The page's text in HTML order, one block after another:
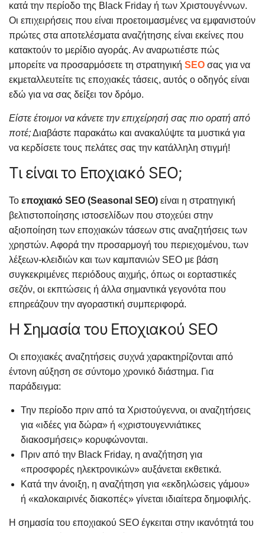
κατά την περίοδο της Black Friday ή των Χριστουγέννων.
Οι επιχειρήσεις που είναι προετοιμασμένες να εμφανιστούν
πρώτες στα αποτελέσματα αναζήτησης είναι εκείνες που
κατακτούν το μερίδιο αγοράς. Αν αναρωτιέστε πώς
μπορείτε να προσαρμόσετε τη στρατηγική SEO σας για να
εκμεταλλευτείτε τις εποχιακές τάσεις, αυτός ο οδηγός είναι
εδώ για να σας δείξει τον δρόμο.
Είστε έτοιμοι να κάνετε την επιχείρησή σας πιο ορατή από
ποτέ;Διαβάστε παρακάτω και ανακαλύψτε τα μυστικά για
να κερδίσετε τους πελάτες σας την κατάλληλη στιγμή!
Τι είναι το Εποχιακό SEO;
Το εποχιακό SEO (Seasonal SEO) είναι η στρατηγική
βελτιστοποίησης ιστοσελίδων που στοχεύει στην
αξιοποίηση των εποχιακών τάσεων στις αναζητήσεις των
χρηστών. Αφορά την προσαρμογή του περιεχομένου, των
λέξεων-κλειδιών και των καμπανιών SEO με βάση
συγκεκριμένες περιόδους αιχμής, όπως οι εορταστικές
σεζόν, οι εκπτώσεις ή άλλα σημαντικά γεγονότα που
επηρεάζουν την αγοραστική συμπεριφορά.
Η Σημασία του Εποχιακού SEO
Οι εποχιακές αναζητήσεις συχνά χαρακτηρίζονται από
έντονη αύξηση σε σύντομο χρονικό διάστημα. Για
παράδειγμα:
Την περίοδο πριν από τα Χριστούγεννα, οι αναζητήσεις
για «ιδέες για δώρα» ή «χριστουγεννιάτικες
διακοσμήσεις» κορυφώνονται.
Πριν από την Black Friday, η αναζήτηση για
«προσφορές ηλεκτρονικών» αυξάνεται εκθετικά.
Κατά την άνοιξη, η αναζήτηση για «εκδηλώσεις γάμου»
ή «καλοκαιρινές διακοπές» γίνεται ιδιαίτερα δημοφιλής.
Η σημασία του εποχιακού SEO έγκειται στην ικανότητά του